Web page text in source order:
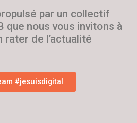
par un collectif
que nous vous invitons à
rater de l’actualité
#jesuisdigital